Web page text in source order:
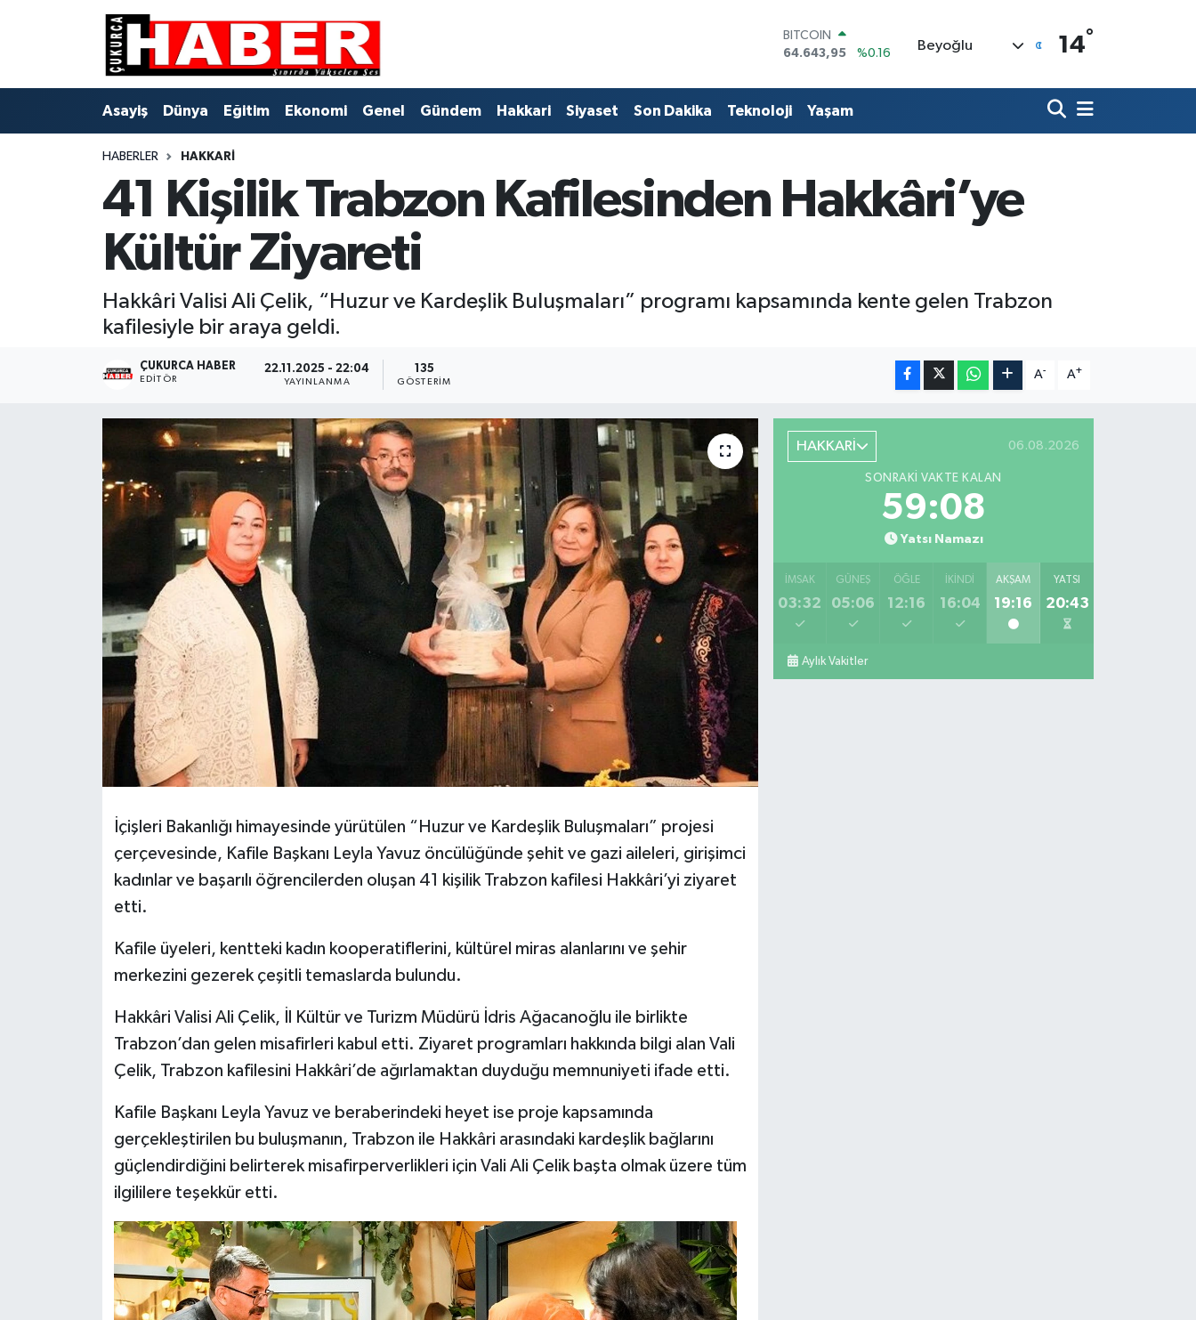
64.643,95
DOLAR
EURO
55,0250
STERLİN
BİST100
13.799
%70
Beyoğlu 14°
Asayiş Dünya Eğitim Ekonomi Genel Gündem Hakkari Siyaset Son Dakika Teknoloji Yaşam
HABERLER HAKKARI
41 Kişilik Trabzon Kafilesinden Hakkâri’ye
Kültür Ziyareti
Hakkâri Valisi Ali Çelik, “Huzur ve Kardeşlik Buluşmaları” programı kapsamında kente gelen Trabzon
kafilesiyle bir araya geldi.
ÇUKURCA HABER
EDITÖR
22.11.2025 - 22:04
YAYINLANMA
135
GÖSTERIM
A- A+
İçişleri Bakanlığı himayesinde yürütülen “Huzur ve Kardeşlik Buluşmaları” projesi
çerçevesinde, Kafile Başkanı Leyla Yavuz öncülüğünde şehit ve gazi aileleri, girişimci
kadınlar ve başarılı öğrencilerden oluşan 41 kişilik Trabzon kafilesi Hakkâri’yi ziyaret
etti.
Kafile üyeleri, kentteki kadın kooperatiflerini, kültürel miras alanlarını ve şehir
merkezini gezerek çeşitli temaslarda bulundu.
Hakkâri Valisi Ali Çelik, İl Kültür ve Turizm Müdürü İdris Ağacanoğlu ile birlikte
Trabzon’dan gelen misafirleri kabul etti. Ziyaret programları hakkında bilgi alan Vali
Çelik, Trabzon kafilesini Hakkâri’de ağırlamaktan duyduğu memnuniyeti ifade etti.
Kafile Başkanı Leyla Yavuz ve beraberindeki heyet ise proje kapsamında
gerçekleştirilen bu buluşmanın, Trabzon ile Hakkâri arasındaki kardeşlik bağlarını
güçlendirdiğini belirterek misafirperverlikleri için Vali Ali Çelik başta olmak üzere tüm
ilgililere teşekkür etti.
HAKKARİ 06.08.2026
SONRAKI VAKTE KALAN
59:07
Yatsı Namazı
İMSAK
03:32
GÜNEŞ
05:06
ÖĞLE
12:16
İKINDI
16:04
AKŞAM
19:16
YATSI
20:43
Aylık Vakitler
Ekonomi
Gündem
Teknoloji
Hava Durumu
Trafik Durumu
Süper Lig Puan Durumu ve Fikstür
Tüm Manşetler
Son Dakika Haberleri
Haber Arşivi